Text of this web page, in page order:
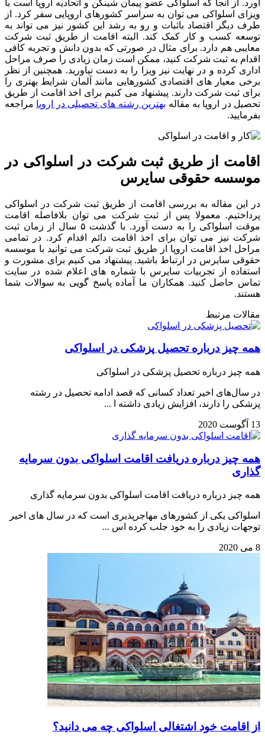
آورد. از آنجا که اسلواکی عضو پیمان شینگن و اتحادیه اروپا است با
ویزای اسلواکی می توان به سراسر کشورهای اروپایی سفر کرد. از
طرف دیگر اقتصاد باثبات و رو به رشد این کشور نیز می تواند به
توسعه کسب و کار کمک کند. البته اقامت از طریق ثبت شرکت
معایبی هم دارد. برای مثال در صورتی که بدون دانش و تجربه کافی
اقدام به ثبت شرکت کنید، ممکن است زمان زیادی را صرف مراحل
اداری کرده و در نهایت نیز ویزا را به دست نیاورید. همچنین از نظر
برخی معیار های اقتصادی کشورهایی مانند آلمان شرایط بهتری را
برای ثبت شرکت دارند. پیشنهاد می کنیم برای اخذ اقامت از طریق
تحصیل در اروپا به مقاله بهترین رشته های تحصیلی در اروپا مراجعه
بفرمایید.
اقامت از طریق ثبت شرکت در اسلواکی در
موسسه حقوقی سایرس
در این مقاله به بررسی اقامت از طریق ثبت شرکت در اسلواکی
پرداختیم. معمولا پس از ثبت شرکت می توان بلافاصله اقامت
موقت اسلواکی را به دست آورد. با گذشت ۵ سال از زمان ثبت
شرکت نیز می توان برای اخذ اقامت دائم اقدام کرد. در تمامی
مراحل اخذ اقامت اروپا از طریق ثبت شرکت می توانید با موسسه
حقوقی سایرس در ارتباط باشید. پیشنهاد می کنیم برای مشورت و
استفاده از تجربیات سایرس با شماره های اعلام شده در سایت
تماس حاصل کنید. همکاران ما آماده پاسخ گویی به سوالات شما
هستند.
مقالات مرتبط
همه چیز درباره تحصیل پزشکی در اسلواکی
همه چیز درباره تحصیل پزشکی در اسلواکی
در سال‌های اخیر تعداد کسانی که قصد ادامه تحصیل در رشته
پزشکی را دارند، افزایش زیادی داشته ا ...
13 آگوست 2020
همه چیز درباره دریافت اقامت اسلواکی بدون سرمایه
گذاری
همه چیز درباره دریافت اقامت اسلواکی بدون سرمایه گذاری
اسلواکی یکی از کشورهای مهاجرپذیری است که در سال های اخیر
توجهات زیادی را به خود جلب کرده اس ...
8 می 2020
از اقامت خود اشتغالی اسلواکی چه می دانید؟